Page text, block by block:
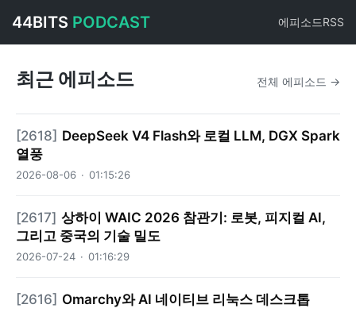
44BITS PODCAST 에피소드RSS
최근 에피소드 전체 에피소드 →
[2618] DeepSeek V4 Flash와 로컬 LLM, DGX Spark
열풍
2026-08-06 · 01:15:26
[2617] 상하이 WAIC 2026 참관기: 로봇, 피지컬 AI,
그리고 중국의 기술 밀도
2026-07-24 · 01:16:29
[2616] Omarchy와 AI 네이티브 리눅스 데스크톱